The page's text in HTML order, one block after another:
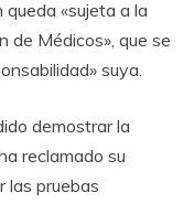
«sujeta a la
de Médicos», que se
suya.
demostrar la
reclamado su
las pruebas